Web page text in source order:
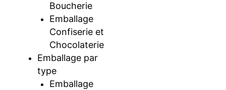
Boucherie
Emballage
Confiserie et
Chocolaterie
Emballage par
type
Emballage